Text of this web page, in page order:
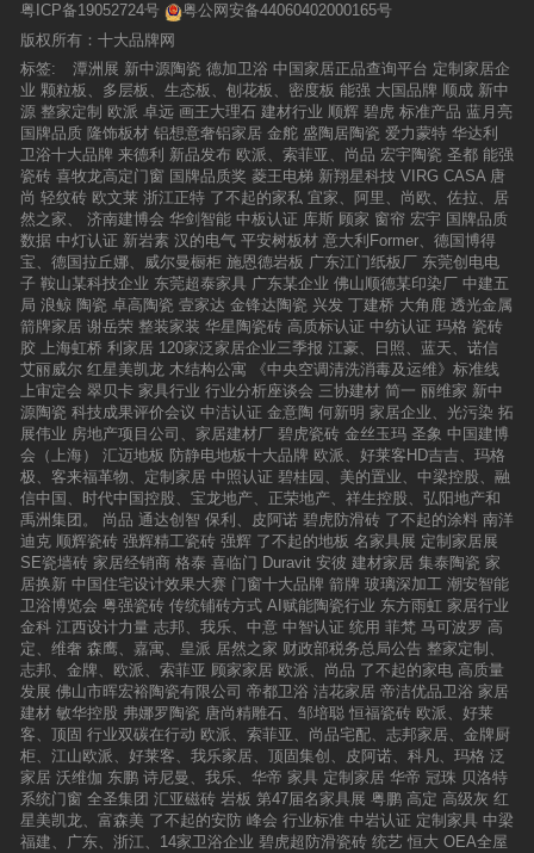
粤ICP备19052724号
粤公网安备44060402000165号
版权所有：十大品牌网
标签:
潭洲展 新中源陶瓷 德加卫浴 中国家居正品查询平台 定制家居企
业 颗粒板、多层板、生态板、刨花板、密度板 能强 大国品牌 顺成 新中
源 整家定制 欧派 卓远 画王大理石 建材行业 顺辉 碧虎 标准产品 蓝月亮
国牌品质 隆饰板材 铝想意奢铝家居 金舵 盛陶居陶瓷 爱力蒙特 华达利
卫浴十大品牌 来德利 新品发布 欧派、索菲亚、尚品 宏宇陶瓷 圣都 能强
瓷砖 喜牧龙高定门窗 国牌品质奖 菱王电梯 新翔星科技 VIRG CASA 唐
尚 轻纹砖 欧文莱 浙江正特 了不起的家私 宜家、阿里、尚欧、佐拉、居
然之家、
济南建博会 华剑智能 中板认证 库斯 顾家 窗帘 宏宇 国牌品质
数据 中灯认证 新岩素 汉的电气 平安树板材 意大利Former、德国博得
宝、德国拉丘娜、威尔曼橱柜 施恩德岩板 广东江门纸板厂 东莞创电电
子 鞍山某科技企业 东莞超泰家具 广东某企业 佛山顺德某印染厂 中建五
局 浪鲸 陶瓷 卓高陶瓷 壹家达 金锋达陶瓷 兴发 丁建桥 大角鹿 透光金属
箭牌家居 谢岳荣 整装家装 华星陶瓷砖 高质标认证 中纺认证 玛格 瓷砖
胶 上海虹桥 利家居 120家泛家居企业三季报 江豪、日照、蓝天、诺信
艾丽威尔 红星美凯龙 木结构公寓
《中央空调清洗消毒及运维》标准线
上审定会 翠贝卡 家具行业 行业分析座谈会 三协建材 简一 丽维家 新中
源陶瓷 科技成果评价会议 中洁认证 金意陶 何新明 家居企业、光污染 拓
展伟业 房地产项目公司、家居建材厂 碧虎瓷砖 金丝玉玛 圣象 中国建博
会（上海）
汇迈地板 防静电地板十大品牌 欧派、好莱客HD吉吉、玛格
极、客来福革物、定制家居 中照认证 碧桂园、美的置业、中梁控股、融
信中国、时代中国控股、宝龙地产、正荣地产、祥生控股、弘阳地产和
禹洲集团。
尚品 通达创智 保利、皮阿诺 碧虎防滑砖 了不起的涂料 南洋
迪克 顺辉瓷砖 强辉精工瓷砖 强辉 了不起的地板 名家具展 定制家居展
SE瓷墙砖 家居经销商 格泰 喜临门 Duravit 安彼 建材家居 集泰陶瓷 家
居换新 中国住宅设计效果大赛 门窗十大品牌 箭牌 玻璃深加工 潮安智能
卫浴博览会 粤强瓷砖 传统铺砖方式 AI赋能陶瓷行业 东方雨虹 家居行业
金科 江西设计力量 志邦、我乐、中意 中智认证 统用 菲梵 马可波罗 高
定、维奢 森鹰、嘉寓、皇派 居然之家 财政部税务总局公告 整家定制、
志邦、金牌、欧派、索菲亚 顾家家居 欧派、尚品 了不起的家电 高质量
发展 佛山市晖宏裕陶瓷有限公司 帝都卫浴 洁花家居 帝洁优品卫浴 家居
建材 敏华控股 弗娜罗陶瓷 唐尚精雕石、邹培聪 恒福瓷砖 欧派、好莱
客、顶固 行业双碳在行动 欧派、索菲亚、尚品宅配、志邦家居、金牌厨
柜、江山欧派、好莱客、我乐家居、顶固集创、皮阿诺、科凡、玛格 泛
家居 沃维伽 东鹏 诗尼曼、我乐、华帝 家具 定制家居 华帝 冠珠 贝洛特
系统门窗 全圣集团 汇亚磁砖 岩板 第47届名家具展 粤鹏 高定 高级灰 红
星美凯龙、富森美 了不起的安防 峰会 行业标准 中岩认证 定制家具 中梁
福建、广东、浙江、14家卫浴企业 碧虎超防滑瓷砖 统艺 恒大 OEA全屋